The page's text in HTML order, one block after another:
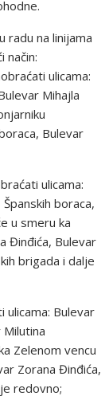
radu na linijama
način:
ulicama:
Mihajla
Bulevar
ulicama:
boraca,
u smeru ka
Đinđića, Bulevar
brigada i dalje
ulicama: Bulevar
Milutina
Zelenom vencu
Zorana Đinđića,
redovno;